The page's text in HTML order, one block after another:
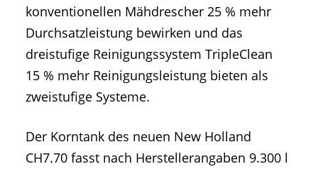
konventionellen Mähdrescher 25 % mehr
Durchsatzleistung bewirken und das
dreistufige Reinigungssystem TripleClean
15 % mehr Reinigungsleistung bieten als
zweistufige Systeme.
Der Korntank des neuen New Holland
CH7.70 fasst nach Herstellerangaben 9.300 l